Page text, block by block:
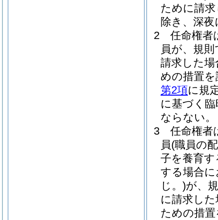
ために請
除き、深
2
任命権者
員が、規
請求した
めの措置
第2項に規
に基づく
ならない。
3
任命権者
員(職員の
子を養育
する場合
じ。)が、
に請求し
ための措